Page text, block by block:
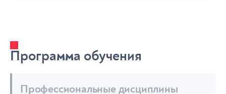
Программа обучения
Профессиональные дисциплины